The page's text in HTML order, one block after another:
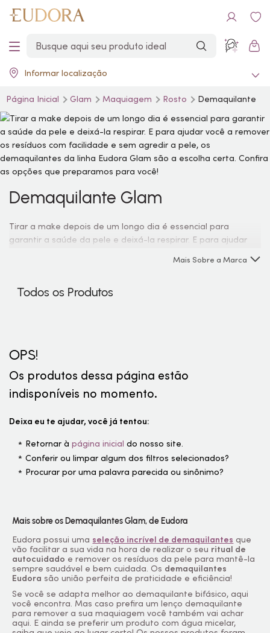
Informar localização
Página Inicial Glam Maquiagem Rosto Demaquilante
Demaquilante Glam
Tirar amake depois de um longo dia é essencial para
garantir a saúde da pele e deixá-la respirar. E para ajudar
pele, os demaquilantes da linha Eudora Glam são a escolha
Mais Sobre a Marca
Todos os Produtos
OPS!
Os produtos dessa página estão
indisponíveis no momento.
Deixa eu te ajudar, você já tentou:
Retornar àpágina inicial do nosso site.
Conferir ou limpar algum dos filtros selecionados?
Procurar por uma palavra parecida ou sinônimo?
Mais sobre os Demaquilantes Glam, de Eudora
Eudora possui uma seleção incrível de demaquilantes que
vão facilitar a sua vida na hora de realizar o seu ritual de
autocuidado e remover os resíduos da pele para mantê-la
sempre saudável e bem cuidada. Os demaquilantes
Eudora são união perfeita de praticidade e eficiência!
Se você se adapta melhor ao demaquilante bifásico, aqui
você encontra. Mas caso prefira um lenço demaquilante
para remover a sua maquiagem você também vai achar
aqui. E ainda se preferir um produto com água micelar,